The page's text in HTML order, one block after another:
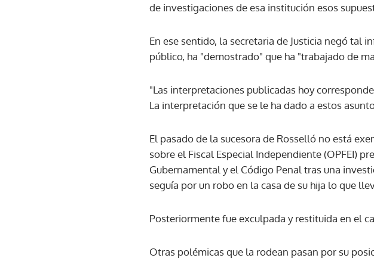
Gracias por
de investigaciones de esa institución esos
En ese sentido, la secretaria de Justicia negó tal
público, ha "demostrado" que ha "trabajado de
"Las interpretaciones publicadas hoy
La interpretación que se le ha dado a estos
El pasado de la sucesora de Rosselló no está
sobre el Fiscal Especial Independiente (OPFEI)
Gubernamental y el Código Penal tras una
seguía por un robo en la casa de su hija lo que
Posteriormente fue exculpada y restituida en el
Otras polémicas que la rodean pasan por su